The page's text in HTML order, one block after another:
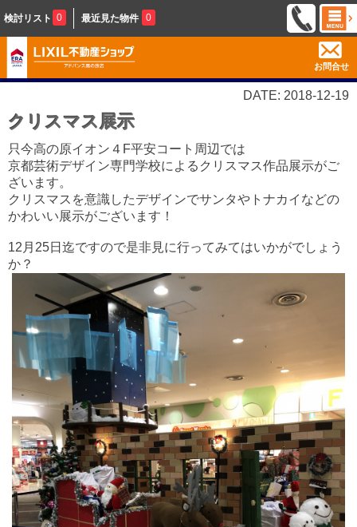
検討リスト 0 最近見た物件 0
お問合せ
DATE: 2018-12-19
クリスマス展示
只今高の原イオン４F平安コート周辺では
京都芸術デザイン専門学校によるクリスマス作品展示がご
ざいます。
クリスマスを意識したデザインでサンタやトナカイなどの
かわいい展示がございます！
12月25日迄ですので是非見に行ってみてはいかがでしょう
か？